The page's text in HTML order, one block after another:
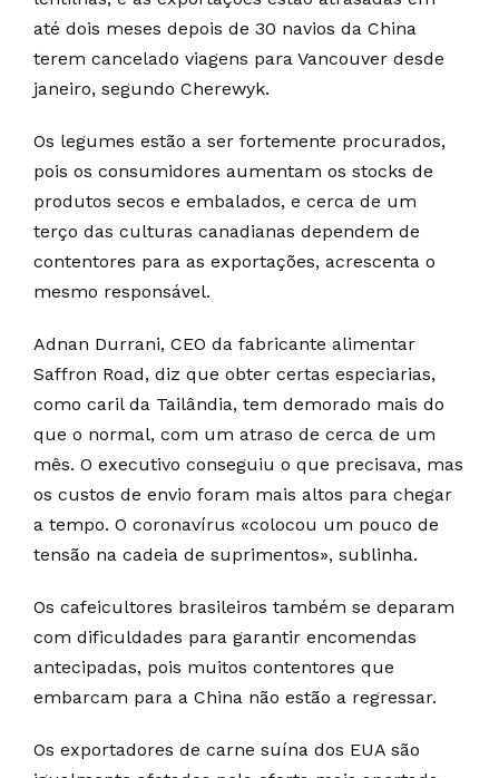
até dois meses depois de 30 navios da China
terem cancelado viagens para Vancouver desde
janeiro, segundo Cherewyk.
Os legumes estão a ser fortemente procurados,
pois os consumidores aumentam os stocks de
produtos secos e embalados, e cerca de um
terço das culturas canadianas dependem de
contentores para as exportações, acrescenta o
mesmo responsável.
Adnan Durrani, CEO da fabricante alimentar
Saffron Road, diz que obter certas especiarias,
como caril da Tailândia, tem demorado mais do
que o normal, com um atraso de cerca de um
mês. O executivo conseguiu o que precisava, mas
os custos de envio foram mais altos para chegar
a tempo. O coronavírus «colocou um pouco de
tensão na cadeia de suprimentos», sublinha.
Os cafeicultores brasileiros também se deparam
com dificuldades para garantir encomendas
antecipadas, pois muitos contentores que
embarcam para a China não estão a regressar.
Os exportadores de carne suína dos EUA são